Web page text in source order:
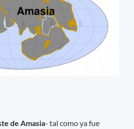
de Amasia- tal como ya fue